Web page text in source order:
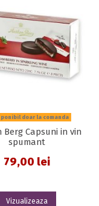
doar la comanda
Berg Capsuni in vin
spumant
79,00 lei
Vizualizeaza